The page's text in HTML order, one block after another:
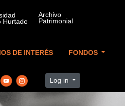
DE INTERÉS FONDOS
Log in